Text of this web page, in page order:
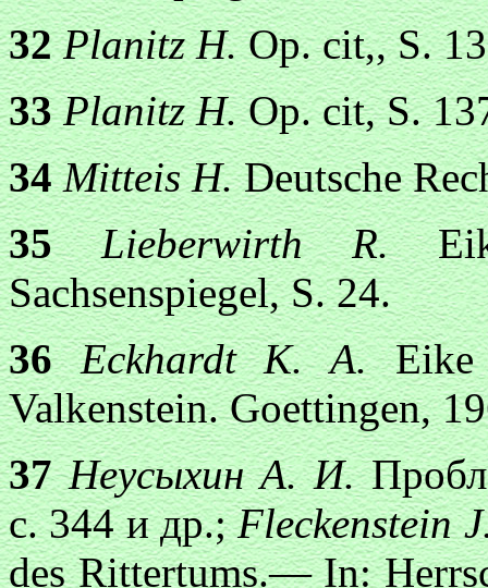
32Planitz H.Op. cit,, S.
33 Planitz H.Op. cit, S.
34 Mitteis H.Deutsche
35
Lieberwirth R.
Sachsenspiegel, S. 24.
36 Eckhardt K. A.
Valkenstein. Goеttingen,
37 Неусыхин А. И.
с. 344 и др.;Fleckenstein
des Rittertums.— In: